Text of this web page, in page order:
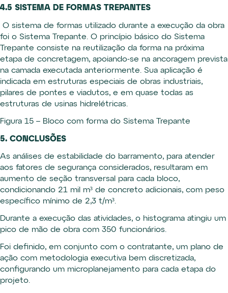
4.5 SISTEMA DE FORMAS TREPANTES
O sistema de formas utilizado durante a execução da obra
foi o Sistema Trepante. O princípio básico do Sistema
Trepante consiste na reutilização da forma na próxima
etapa de concretagem, apoiando-se na ancoragem prevista
na camada executada anteriormente. Sua aplicação é
indicada em estruturas especiais de obras industriais,
pilares de pontes e viadutos, e em quase todas as
estruturas de usinas hidrelétricas.
Figura 15 – Bloco com forma do Sistema Trepante
5. CONCLUSÕES
As análises de estabilidade do barramento, para atender
aos fatores de segurança considerados, resultaram em
aumento de seção transversal para cada bloco,
condicionando 21 mil m³ de concreto adicionais, com peso
específico mínimo de 2,3 t/m³.
Durante a execução das atividades, o histograma atingiu um
pico de mão de obra com 350 funcionários.
Foi definido, em conjunto com o contratante, um plano de
ação com metodologia executiva bem discretizada,
configurando um microplanejamento para cada etapa do
projeto.